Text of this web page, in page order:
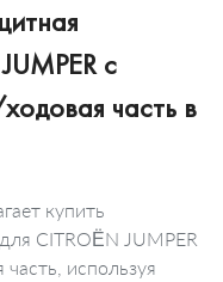
c
часть в
купить
CITROËN JUMPER
используя